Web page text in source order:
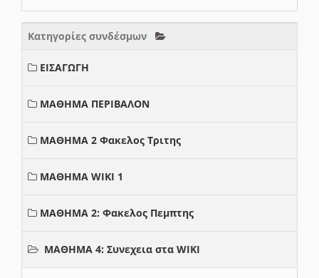
Κατηγορίες συνδέσμων
ΕΙΣΑΓΩΓΗ
ΜΑΘΗΜΑ ΠΕΡΙΒΑΛΟΝ
ΜΑΘΗΜΑ 2 Φακελος Τριτης
ΜΑΘΗΜΑ WIKI 1
ΜΑΘΗΜΑ 2: Φακελος Πεμπτης
ΜΑΘΗΜΑ 4: Συνεχεια στα WIKI